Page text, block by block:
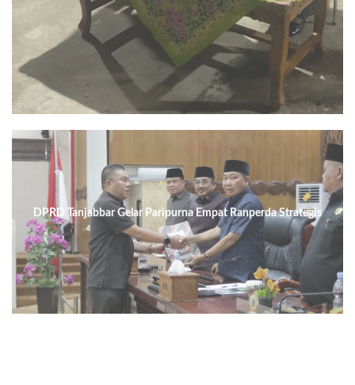
DPRD Tanjabbar Gelar Paripurna Empat Ranperda Strategis